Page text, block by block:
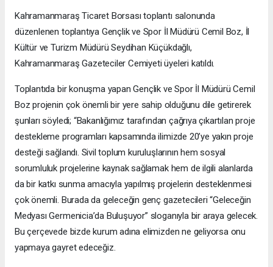
Kahramanmaraş Ticaret Borsası toplantı salonunda
düzenlenen toplantıya Gençlik ve Spor İl Müdürü Cemil Boz, İl
Kültür ve Turizm Müdürü Seydihan Küçükdağlı,
Kahramanmaraş Gazeteciler Cemiyeti üyeleri katıldı.
Toplantıda bir konuşma yapan Gençlik ve Spor İl Müdürü Cemil
Boz projenin çok önemli bir yere sahip olduğunu dile getirerek
şunları söyledi; “Bakanlığımız tarafından çağrıya çıkartılan proje
destekleme programları kapsamında ilimizde 20’ye yakın proje
desteği sağlandı. Sivil toplum kuruluşlarının hem sosyal
sorumluluk projelerine kaynak sağlamak hem de ilgili alanlarda
da bir katkı sunma amacıyla yapılmış projelerin desteklenmesi
çok önemli. Burada da geleceğin genç gazetecileri “Geleceğin
Medyası Germenicia’da Buluşuyor” sloganıyla bir araya gelecek.
Bu çerçevede bizde kurum adına elimizden ne geliyorsa onu
yapmaya gayret edeceğiz.